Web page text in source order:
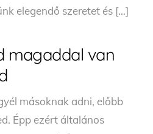
elegendő szeretet és […]
magaddal van
másoknak adni, előbb
Épp ezért általános